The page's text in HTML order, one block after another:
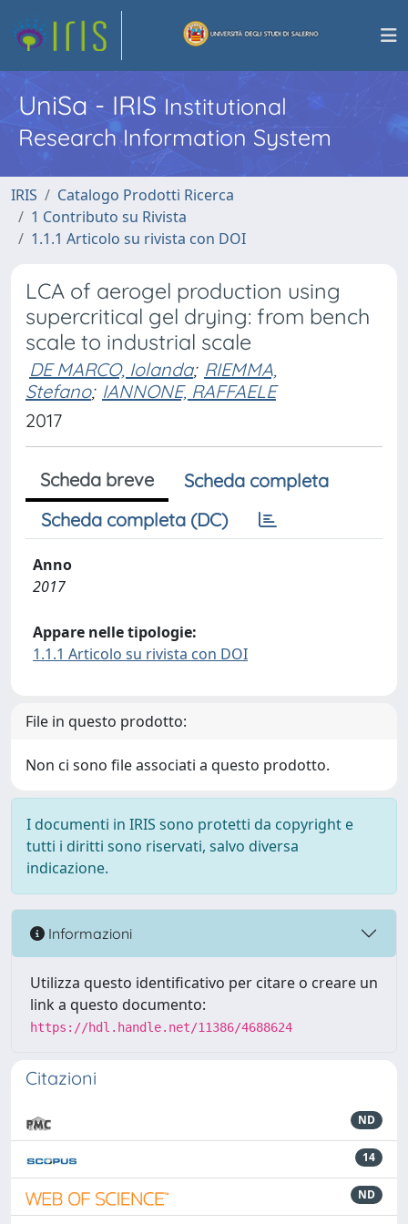
UniSa - IRISInstitutional
Research Information System
IRIS
Catalogo Prodotti Ricerca
1 Contributo su Rivista
1.1.1 Articolo su rivista con DOI
LCA of aerogel production using
supercritical gel drying: from bench
scale to industrial scale
DE MARCO, Iolanda; RIEMMA,
Stefano; IANNONE, RAFFAELE
2017
Scheda breve
Scheda completa
Scheda completa (DC)
Anno
2017
Appare nelle tipologie:
1.1.1 Articolo su rivista con DOI
File in questo prodotto:
Non ci sono file associati a questo prodotto.
I documenti in IRIS sono protetti da copyright e
tutti i diritti sono riservati, salvo diversa
indicazione.
Informazioni
Utilizza questo identificativo per citare o creare un
link a questo documento:
https://hdl.handle.net/11386/4688624
Citazioni
ND
14
ND